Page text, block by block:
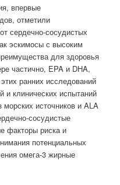
впервые
отметили
сердечно-сосудистых
эскимосы с высоким
для здоровья
частично, EPA и DHA,
ранних исследований
и клинических испытаний
источников и ALA
сосудистые
факторы риска и
потенциальных
омега-3 жирные